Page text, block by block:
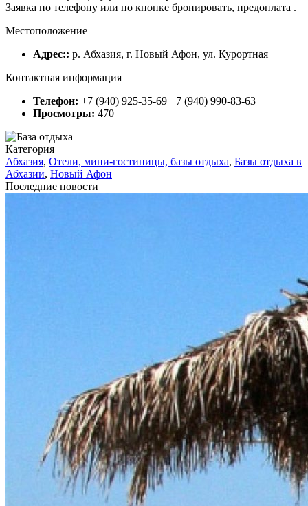
Заявка по телефону или по кнопке бронировать, предоплата .
Местоположение
Адрес:: р. Абхазия, г. Новый Афон, ул. Курортная
Контактная информация
Телефон: +7 (940) 925-35-69 +7 (940) 990-83-63
Просмотры: 470
Категория
Абхазия, Отели, мини-гостиницы, базы отдыха, Базы отдыха в
Абхазии, Новый Афон
Последние новости